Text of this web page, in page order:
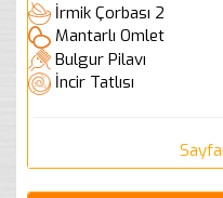
İrmik Çorbası 2
Mantarlı Omlet
Bulgur Pilavı
İncir Tatlısı